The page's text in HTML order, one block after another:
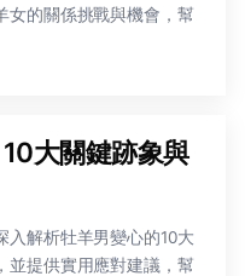
女的關係挑戰與機會，幫
大關鍵跡象與
入解析牡羊男變心的10大
並提供實用應對建議，幫